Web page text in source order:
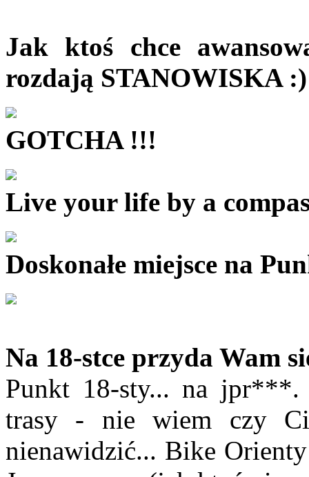
Jak ktoś chce
rozdają STANOWISKA :)
GOTCHA !!!
Live your life by a
Doskonałe miejsce na
Na 18-stce przyda Wam
Punkt 18-sty... na jpr***.
trasy - nie wiem czy
nienawidzić... Bike